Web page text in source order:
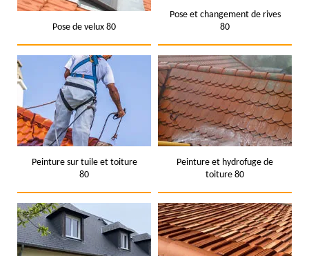
Pose de velux 80
Pose et changement de rives
80
Peinture sur tuile et toiture
80
Peinture et hydrofuge de
toiture 80